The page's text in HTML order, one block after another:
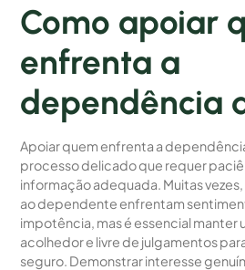
Como apoiar
enfrenta a
dependência
Apoiar quem enfrenta a
processo delicado que requer
informação adequada. Muitas
ao dependente enfrentam
impotência, mas é essencial manter
acolhedor e livre de julgamentos
seguro. Demonstrar interesse